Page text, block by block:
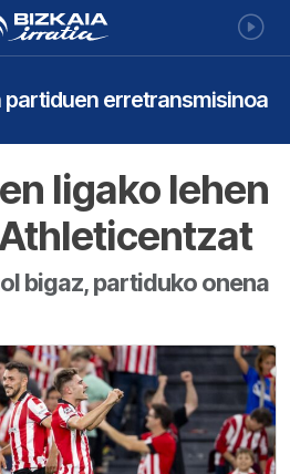
partiduen erretransmisinoa
ligako lehen
bigaz, partiduko onena